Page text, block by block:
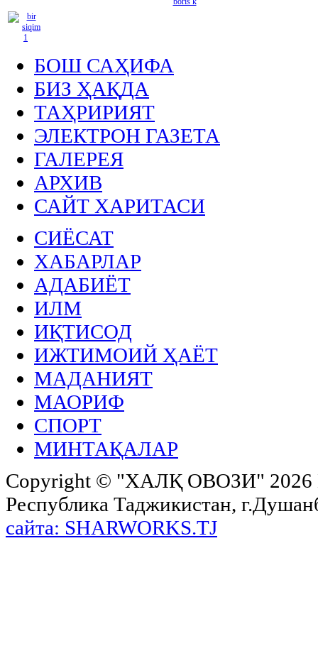
БОШ САҲИФА
БИЗ ҲАҚДА
ТАҲРИРИЯТ
ЭЛЕКТРОН ГАЗЕТА
ГАЛЕРЕЯ
АРХИВ
САЙТ ХАРИТАСИ
СИЁСАТ
ХАБАРЛАР
АДАБИЁТ
ИЛМ
ИҚТИСОД
ИЖТИМОИЙ ҲАЁТ
МАДАНИЯТ
МАОРИФ
СПОРТ
МИНТАҚАЛАР
Copyright © "ХАЛҚ ОВОЗИ"
Республика Таджикистан,
сайта: SHARWORKS.TJ